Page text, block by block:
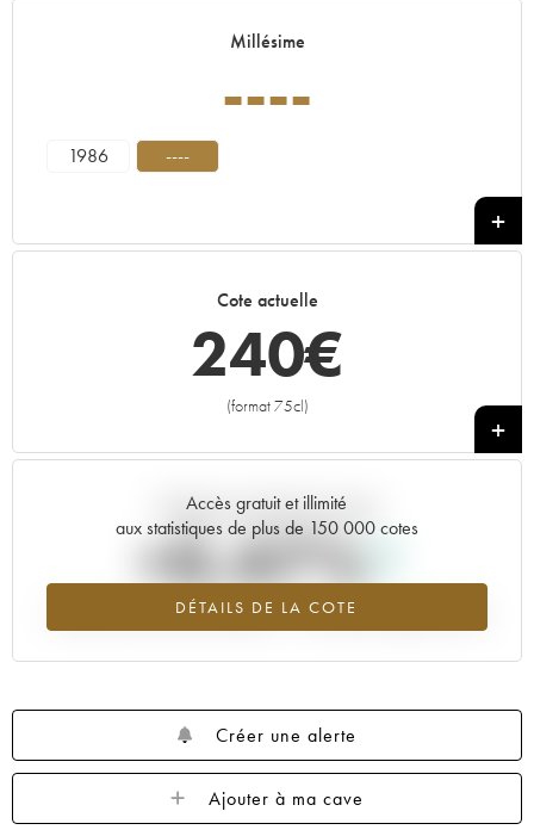
Millésime
----
1986 ----
Cote actuelle
240€
(format 75cl)
+
Accès gratuit et illimité
aux statistiques de plus de 150 000 cotes
DÉTAILS DE LA COTE
Tendance actuelle de la cote
+0.47%
Tendance à la hausse du millésime ---- en 2026 par rapport à 2025
Créer une alerte
Ajouter à ma cave